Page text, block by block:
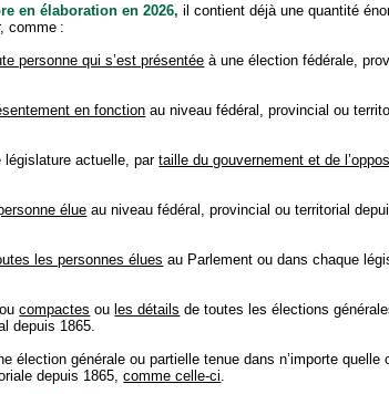
en élaboration en 2026, il contient déjà une quantité
comme :
personne qui s’est présentée à une élection fédérale,
en fonction au niveau fédéral, provincial ou
législature actuelle, partaille du gouvernement et de
élue au niveau fédéral, provincial ou territorial
les personnes élues au Parlement ou dans chaque
oucompactes ou les détails de toutes les élections
depuis 1865.
élection générale ou partielle tenue dans n’importe quelle
depuis 1865,comme celle-ci